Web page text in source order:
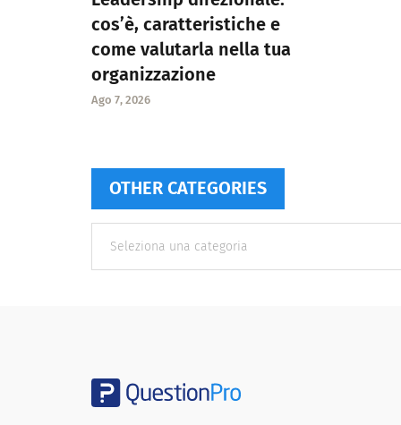
cos’è, caratteristiche e
come valutarla nella tua
organizzazione
Ago 7, 2026
OTHER CATEGORIES
categories